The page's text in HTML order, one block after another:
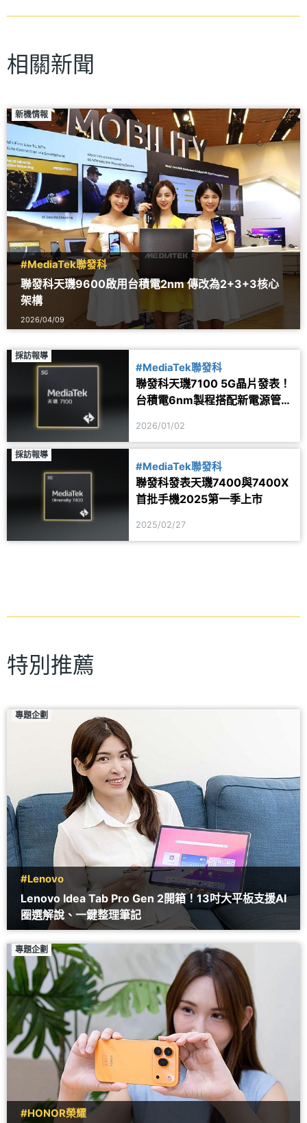
相關新聞
新機情報
#MediaTek聯發科
聯發科天璣9600啟用台積電2nm 傳改為2+3+3核心
架構
2026/04/09
採訪報導
#MediaTek聯發科
聯發科天璣7100 5G晶片發表！
台積電6nm製程搭配新電源管理
2026/01/02
採訪報導
#MediaTek聯發科
聯發科發表天璣7400與7400X
首批手機2025第一季上市
2025/02/27
特別推薦
專題企劃
#Lenovo
Lenovo Idea Tab Pro Gen 2開箱！13吋大平板支援AI
圈選解說、一鍵整理筆記
專題企劃
#HONOR榮耀